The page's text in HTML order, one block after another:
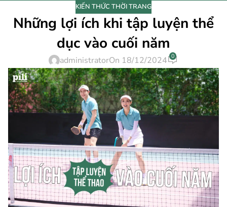
KIẾN THỨC THỜI TRANG
Những lợi ích khi tập luyện thể
dục vào cuối năm
administratorOn 18/12/2024 0